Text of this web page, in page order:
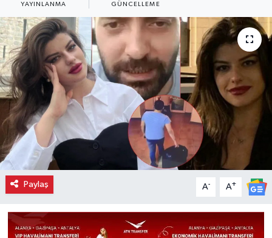
YAYINLANMA GÜNCELLEME
Paylaş A- A+